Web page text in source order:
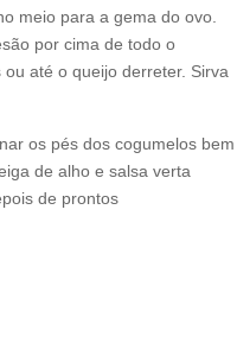
meio para a gema do ovo.
por cima de todo o
até o queijo derreter. Sirva
os pés dos cogumelos bem
de alho e salsa verta
de prontos